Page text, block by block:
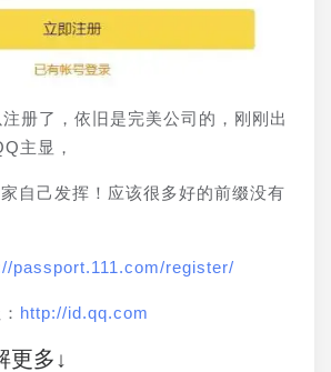
册了，依旧是完美公司的，刚刚出
主显，
自己发挥！应该很多好的前缀没有
passport.111.com/register/
http://id.qq.com
更多↓